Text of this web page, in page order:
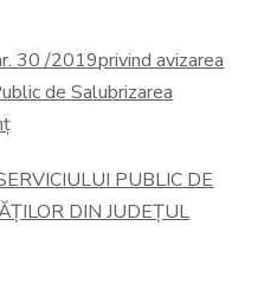
30 /2019privind avizarea
de Salubrizarea
PUBLIC DE
DIN JUDEȚUL